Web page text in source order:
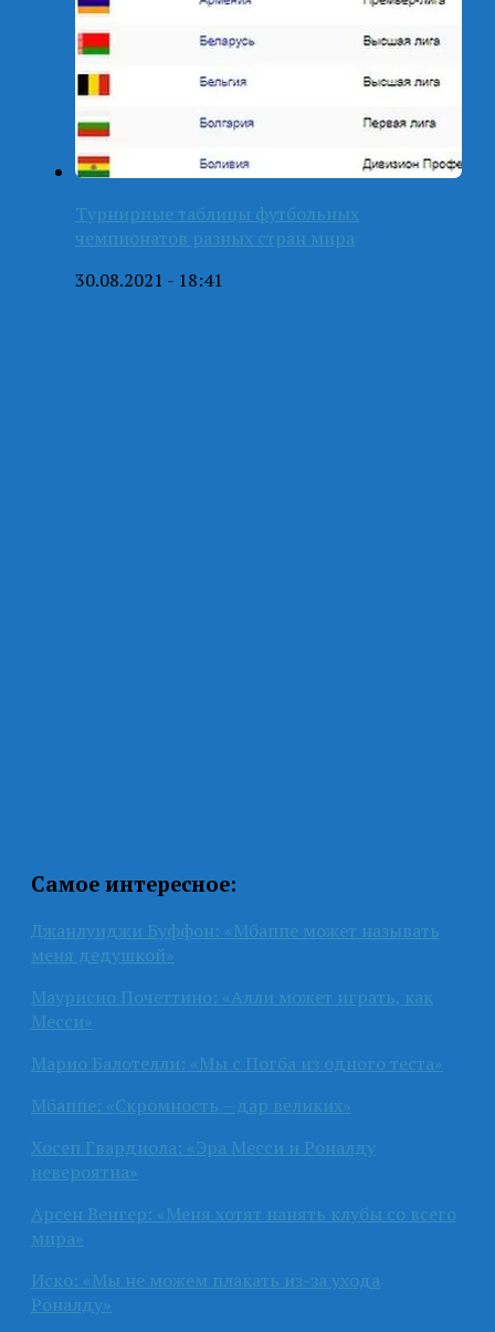
Турнирные таблицы футбольных
чемпионатов разных стран мира
30.08.2021 - 18:41
Самое интересное:
Джанлуиджи Буффон: «Мбаппе может называть
меня дедушкой»
Маурисио Почеттино: «Алли может играть, как
Месси»
Марио Балотелли: «Мы с Погба из одного теста»
Мбаппе: «Скромность – дар великих»
Хосеп Гвардиола: «Эра Месси и Роналду
невероятна»
Арсен Венгер: «Меня хотят нанять клубы со всего
мира»
Иско: «Мы не можем плакать из-за ухода
Роналду»